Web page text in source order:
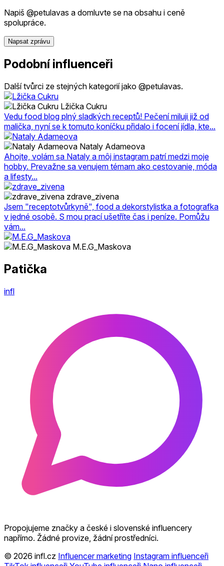
Napiš @petulavas a domluvte se na obsahu i ceně
spolupráce.
Napsat zprávu
Podobní influenceři
Další tvůrci ze stejných kategorií jako @petulavas.
Lžička Cukru
Vedu food blog plný sladkých receptů! Pečení miluji již od
malička, nyní se k tomuto koníčku přidalo i focení jídla, kte...
Nataly Adameova
Ahojte, volám sa Nataly a môj instagram patrí medzi moje
hobby. Prevažne sa venujem témam ako cestovanie, móda
a lifesty...
zdrave_zivena
Jsem "receptotvůrkyně", food a dekorstylistka a fotografka
v jedné osobě. S mou prací ušetříte čas i peníze. Pomůžu
vám...
M.E.G_Maskova
Patička
infl
Propojujeme značky a české i slovenské influencery
napřímo. Žádné provize, žádní prostředníci.
© 2026 infl.cz Influencer marketing Instagram influenceři